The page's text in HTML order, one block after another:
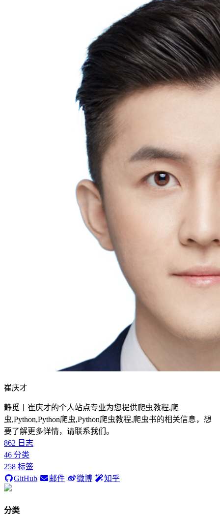
崔庆才
静觅丨崔庆才的个人站点专业为您提供爬虫教程,爬
虫,Python,Python爬虫,Python爬虫教程,爬虫书的相关信息，想
要了解更多详情，请联系我们。
862 日志
46 分类
258 标签
GitHub
邮件 微博 知乎
分类